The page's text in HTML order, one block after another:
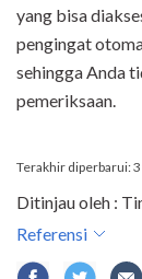
yang bisa
pengingat
sehingga Anda
pemeriksaan.
Terakhir diperbarui: